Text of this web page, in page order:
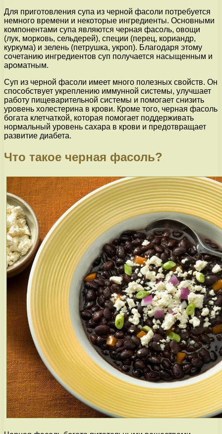
Для приготовления супа из черной фасоли потребуется
немного времени и некоторые ингредиенты. Основными
компонентами супа являются черная фасоль, овощи
(лук, морковь, сельдерей), специи (перец, кориандр,
куркума) и зелень (петрушка, укроп). Благодаря этому
сочетанию ингредиентов суп получается насыщенным и
ароматным.
Суп из черной фасоли имеет много полезных свойств. Он
способствует укреплению иммунной системы, улучшает
работу пищеварительной системы и помогает снизить
уровень холестерина в крови. Кроме того, черная фасоль
богата клетчаткой, которая помогает поддерживать
нормальный уровень сахара в крови и предотвращает
развитие диабета.
Что такое черная фасоль?